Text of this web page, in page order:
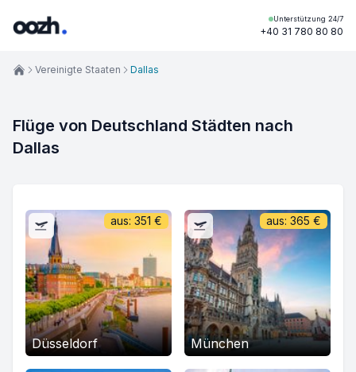
Unterstützung 24/7
+40 31 780 80 80
Vereinigte Staaten Dallas
Flüge von Deutschland Städten nach
Dallas
Düsseldorf
aus: 351 €
München
aus: 365 €